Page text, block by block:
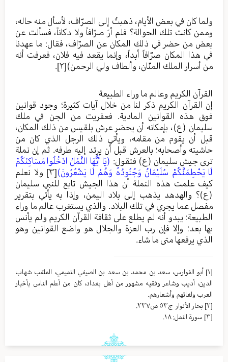
ولما كان في بعض الأيام، ذهبتُ إلى الصرّاف، لأسأل منه حاله،
وممن كانت تلك الحوالة؟ فلم أرَ صرّافاً ولا دكاناً، فسألت عن
بعض من حضر في ذلك المكان عن الصرّاف، فقال: ما عهدنا
في هذا المكان صرّافاً أبداً، وإنما يقعد فيه فلان، فعرفت أنه
من أسرار الملك المنّان، وألطاف ولي الرحمن)[٢] .
القرآن الكريم وعالم ما وراء الطبيعة
إن القرآن الكريم ذكر لنا من خلال آيات كثيرة؛ وجود قوانين
فوق هذه القوانين المادية. فعفريت من الجن في ملك
سليمان (ع)، بإمكانه أن يحضر عرش بلقيس من ذلك المكان،
قبل أن يقوم من مقامه، ويأتي ذلك الرجل الذي كان من
حاشيته وأصحابه؛ بالعرش قبل أن يرتد إليه طرفه. ثم إن نملة
ترى جيش سليمان (ع) فتقول: (يَا أَيُّهَا النَّمْلُ ادْخُلُوا مَسَاكِنَكُمْ
لَا يَحْطِمَنَّكُمْ سُلَيْمَانُ وَجُنُودُهُ وَهُمْ لَا يَشْعُرُونَ)[٣]
ولا نعلم
كيف علمت هذه النملة أن هذا الجيش تابع للنبي سليمان
(ع)؟ والهدهد يذهب إلى بلاد اليمن، وإذا به يأتي بتقرير
مفصل عما يجري في تلك البلاد. والذي يستغرب عالم ما وراء
الطبيعة؛ يبدو أنه لم يطلع على ثقافة القرآن الكريم ولم يأنس
بها بعد؛ وإلا فإن رب العزة والجلال هو واضع القوانين وهو
الذي يرفعها متى ما شاء.
[١]
أبو الفوارس، سعد بن محمد بن سعد بن الصيفي التميمي، الملقب شهاب
الدين، أديب وشاعر وفقيه مشهور من أهل بغداد، كان من أعلم الناس بأخبار
العرب ولغاتهم وأشعارهم.
[٢]
بحار الأنوار ج٥٣ ص٢٣٧.
[٣]
سورة النمل: ١٨.